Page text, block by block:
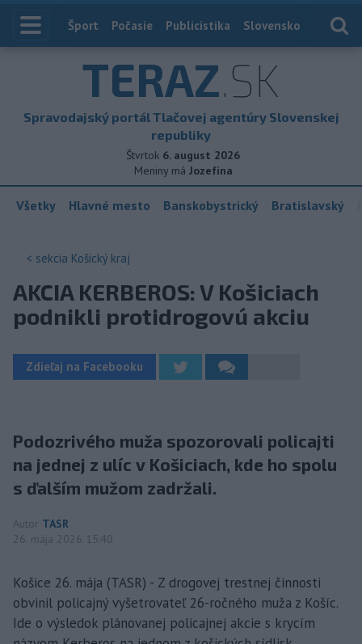
Index
Šport Počasie Publicistika Slovensko
TERAZ.SK
Spravodajský portál Tlačovej agentúry Slovenskej
republiky
Štvrtok 6. august 2026
Meniny má Jozefína
Všetky Hlavné mesto Banskobystrický Bratislavský
< sekcia Košický kraj
AKCIA KERBEROS: V Košiciach
podnikli protidrogovú akciu
Zdieľaj na Facebooku
Podozrivého muža spozorovali policajti
na jednej z ulíc v Košiciach, kde ho spolu
s ďalším mužom zadržali.
Autor TASR
26. mája 2026 15:40
Košice 26. mája (TASR) - Z drogovej trestnej činnosti
obvinil policajný vyšetrovateľ 26-ročného muža z Košíc.
Ide o výsledok plánovanej policajnej akcie s krycím